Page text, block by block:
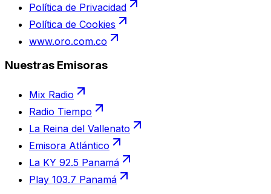
Política de Privacidad
Política de Cookies
www.oro.com.co
Nuestras Emisoras
Mix Radio
Radio Tiempo
La Reina del Vallenato
Emisora Atlántico
La KY 92.5 Panamá
Play 103.7 Panamá